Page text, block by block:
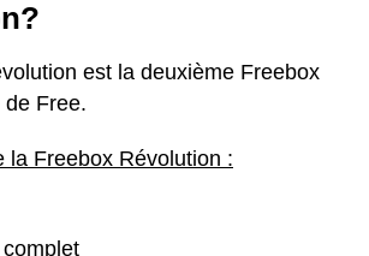
est la deuxième Freebox
de Free.
la Freebox Révolution :